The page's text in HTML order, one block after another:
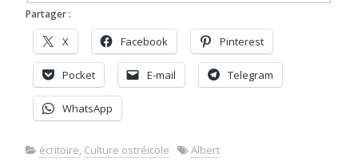
Partager :
X Facebook Pinterest
Pocket E-mail Telegram
WhatsApp
écritoire, Culture ostréicole Albert